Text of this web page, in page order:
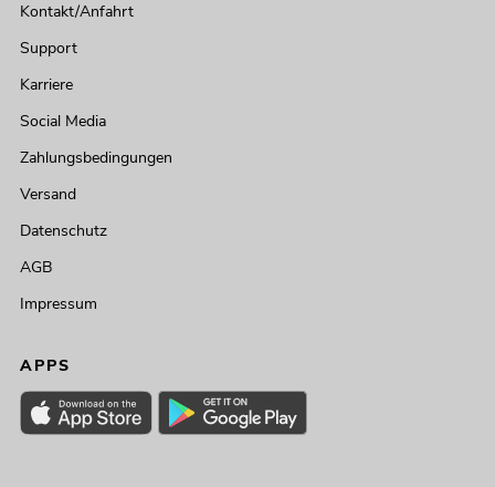
Kontakt/Anfahrt
Support
Karriere
Social Media
Zahlungsbedingungen
Versand
Datenschutz
AGB
Impressum
APPS